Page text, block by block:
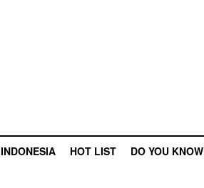
HOT LIST DO YOU KNOW